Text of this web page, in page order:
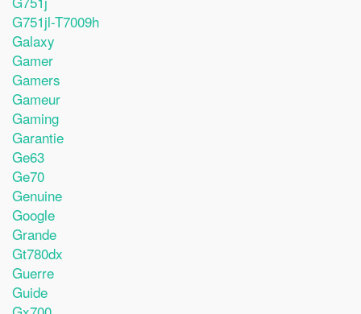
G751jl-T7009h
Galaxy
Gamer
Gamers
Gameur
Gaming
Garantie
Ge63
Ge70
Genuine
Google
Grande
Gt780dx
Guerre
Guide